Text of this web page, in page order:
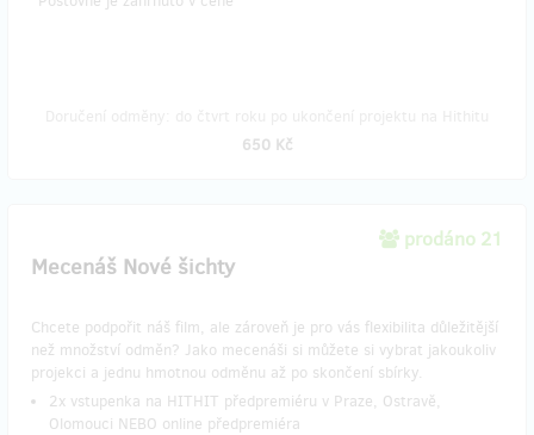
650 Kč
prodáno 21
Mecenáš Nové šichty
Chcete podpořit náš film, ale zároveň je pro vás flexibilita důležitější
než množství odměn? Jako mecenáši si můžete si vybrat jakoukoliv
projekci a jednu hmotnou odměnu až po skončení sbírky.
2x vstupenka na HITHIT předpremiéru v Praze, Ostravě,
Olomouci NEBO online předpremiéra